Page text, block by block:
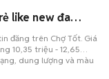
71 iPhone 14 Pro cũ tại Đồng Nai giá rẻ like new đang bán 08/2026
đăng trên Chợ Tốt. Giá
10,35 triệu - 12,65
dung lượng và màu